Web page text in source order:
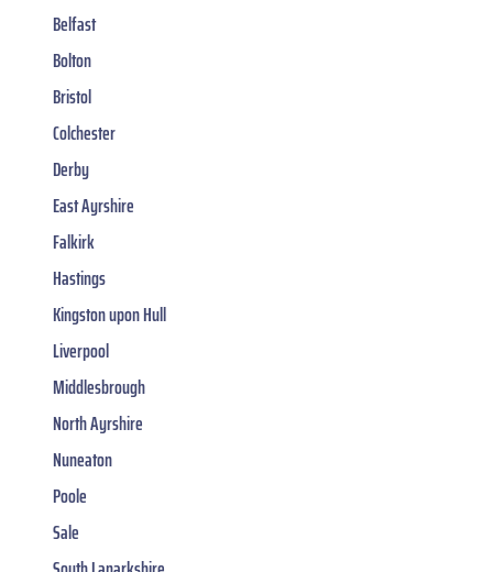
Belfast
Bolton
Bristol
Colchester
Derby
East Ayrshire
Falkirk
Hastings
Kingston upon Hull
Liverpool
Middlesbrough
North Ayrshire
Nuneaton
Poole
Sale